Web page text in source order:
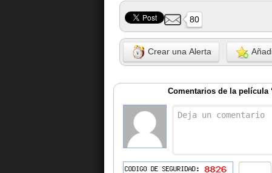
80
Crear una Alerta
Comentarios de la película